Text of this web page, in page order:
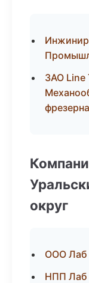
ЗАО
округ
ООО Лаб
НПП Лаб